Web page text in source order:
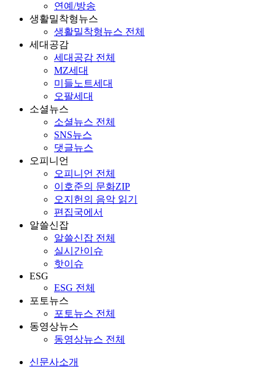
연예/방송
생활밀착형뉴스
생활밀착형뉴스 전체
세대공감
세대공감 전체
MZ세대
미들노트세대
오팔세대
소셜뉴스
소셜뉴스 전체
SNS뉴스
댓글뉴스
오피니언
오피니언 전체
이호준의 문화ZIP
오지헌의 음악 읽기
편집국에서
알쓸신잡
알쓸신잡 전체
실시간이슈
핫이슈
ESG
ESG 전체
포토뉴스
포토뉴스 전체
동영상뉴스
동영상뉴스 전체
신문사소개